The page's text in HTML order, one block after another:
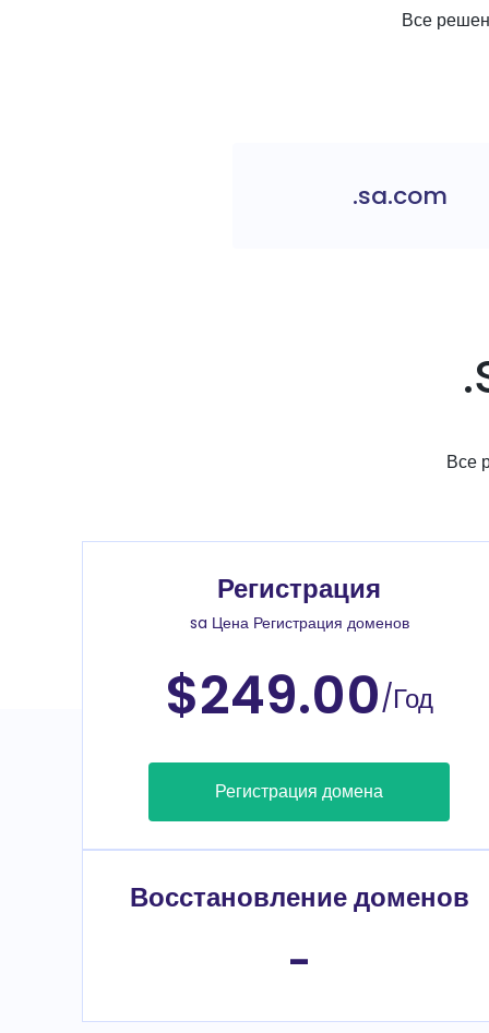
Все
.sa.com
Все
Регистрация
sa Цена Регистрация доменов
$249.00/Год
Регистрация домена
Восстановление доменов
-